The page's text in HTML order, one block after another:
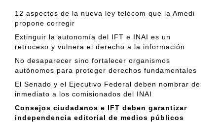
12 aspectos de la nueva ley telecom que la Amedi
propone corregir
Extinguir la autonomía del IFT e INAI es un
retroceso y vulnera el derecho a la información
No desaparecer sino fortalecer organismos
autónomos para proteger derechos fundamentales
El Senado y el Ejecutivo Federal deben nombrar de
inmediato a los comisionados del INAI
Consejos ciudadanos e IFT deben garantizar
independencia editorial de medios públicos